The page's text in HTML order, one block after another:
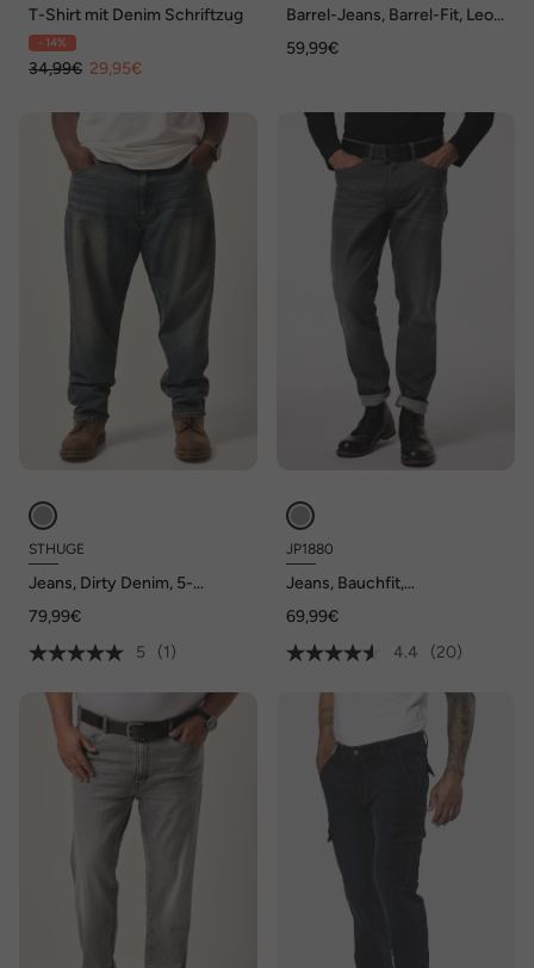
T-Shirt mit Denim Schriftzug
- 14%
34,99€ 29,95€
Barrel-Jeans, Barrel-Fit, Leo-
of Style x MIAMODA
59,99€
STHUGE
Jeans, Dirty Denim, 5-
bis 72
79,99€
5
(1)
JP1880
Jeans, Bauchfit,
Regular Fit, 5-Pocket, bis Gr.
69,99€
4.4
(20)